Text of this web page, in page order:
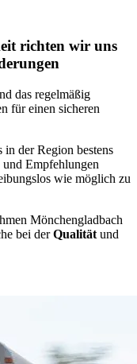
richten wir uns
das regelmäßig
für einen sicheren
in der Region bestens
Empfehlungen
wie möglich zu
Mönchengladbach
bei derQualität und